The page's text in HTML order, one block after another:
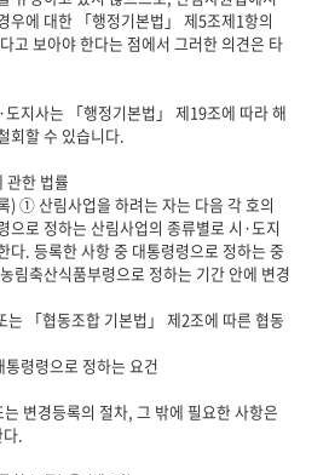
우에 대한 「행정기본법」 제5조제1항의
고 보아야 한다는 점에서 그러한 의견은 타
회할 수 있습니다.
) ① 산림사업을 하려는 자는 다음 각 호의
으로 정하는 산림사업의 종류별로 시·도지
다. 등록한 사항 중 대통령령으로 정하는 중
림축산식품부령으로 정하는 기간 안에 변경
.